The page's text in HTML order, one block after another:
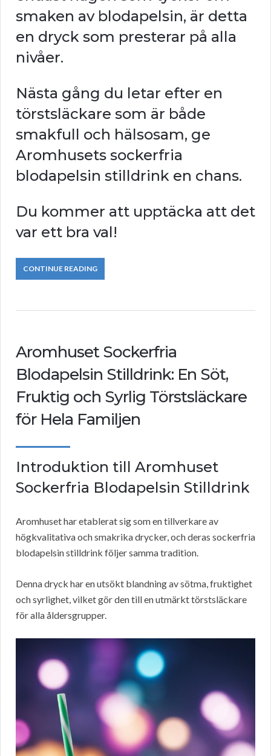
smaken av blodapelsin, är detta
en dryck som presterar på alla
nivåer.
Nästa gång du letar efter en
törstsläckare som är både
smakfull och hälsosam, ge
Aromhusets sockerfria
blodapelsin stilldrink en chans.
Du kommer att upptäcka att det
var ett bra val!
CONTINUE READING
Aromhuset Sockerfria
Blodapelsin Stilldrink: En Söt,
Fruktig och Syrlig Törstsläckare
för Hela Familjen
Introduktion till Aromhuset
Sockerfria Blodapelsin Stilldrink
Aromhuset har etablerat sig som en tillverkare av
högkvalitativa och smakrika drycker, och deras sockerfria
blodapelsin stilldrink följer samma tradition.
Denna dryck har en utsökt blandning av sötma, fruktighet
och syrlighet, vilket gör den till en utmärkt törstsläckare
för alla åldersgrupper.